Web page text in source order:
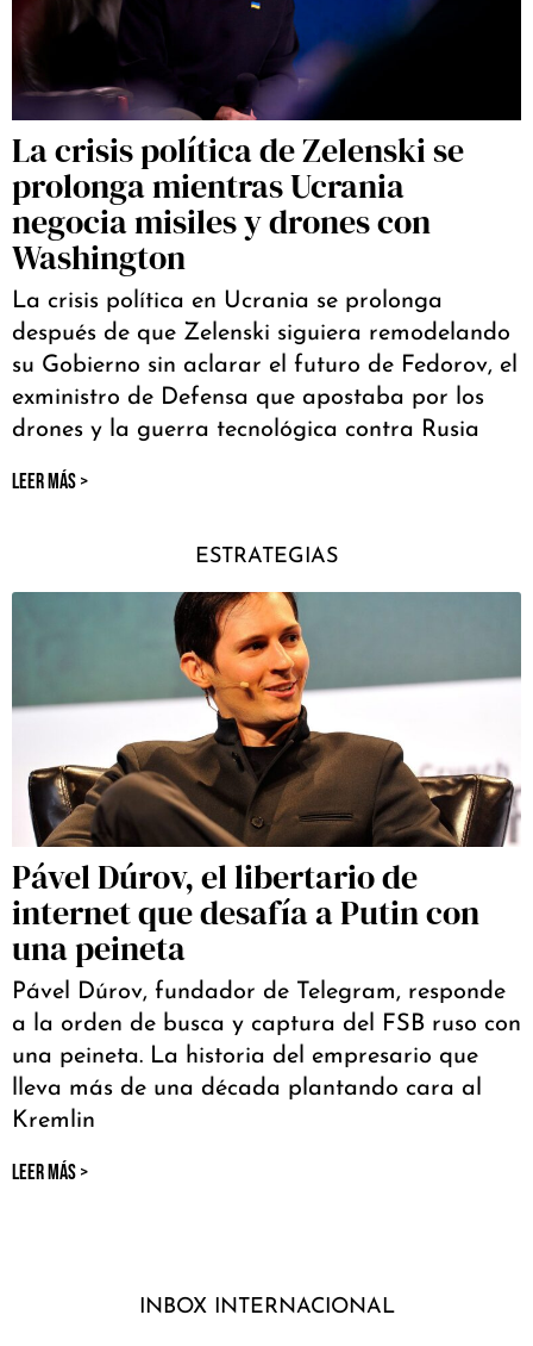
La crisis política de Zelenski se
prolonga mientras Ucrania
negocia misiles y drones con
Washington
La crisis política en Ucrania se prolonga
después de que Zelenski siguiera remodelando
su Gobierno sin aclarar el futuro de Fedorov, el
exministro de Defensa que apostaba por los
drones y la guerra tecnológica contra Rusia
LEER MÁS >
ESTRATEGIAS
Pável Dúrov, el libertario de
internet que desafía a Putin con
una peineta
Pável Dúrov, fundador de Telegram, responde
a la orden de busca y captura del FSB ruso con
una peineta. La historia del empresario que
lleva más de una década plantando cara al
Kremlin
LEER MÁS >
INBOX INTERNACIONAL